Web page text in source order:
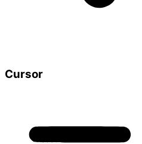
Cursor